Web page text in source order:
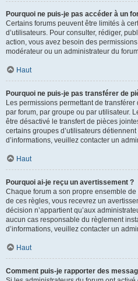
Pourquoi ne puis-je pas accéder à un
Certains forums peuvent être limités à
d’utilisateurs. Pour consulter, rédiger,
action, vous avez besoin des
modérateur ou un administrateur du
Haut
Pourquoi ne puis-je pas transférer de
Les permissions permettant de
par forum, par groupe ou par utilisateur.
être désactivé le transfert de pièces
certains groupes d’utilisateurs
d’informations, veuillez contacter un
Haut
Pourquoi ai-je reçu un avertissement ?
Chaque forum a son propre ensemble
de ces règles, vous recevrez un
décision n’appartient qu’aux
aucun cas responsable du règlement
d’informations, veuillez contacter un
Haut
Comment puis-je rapporter des